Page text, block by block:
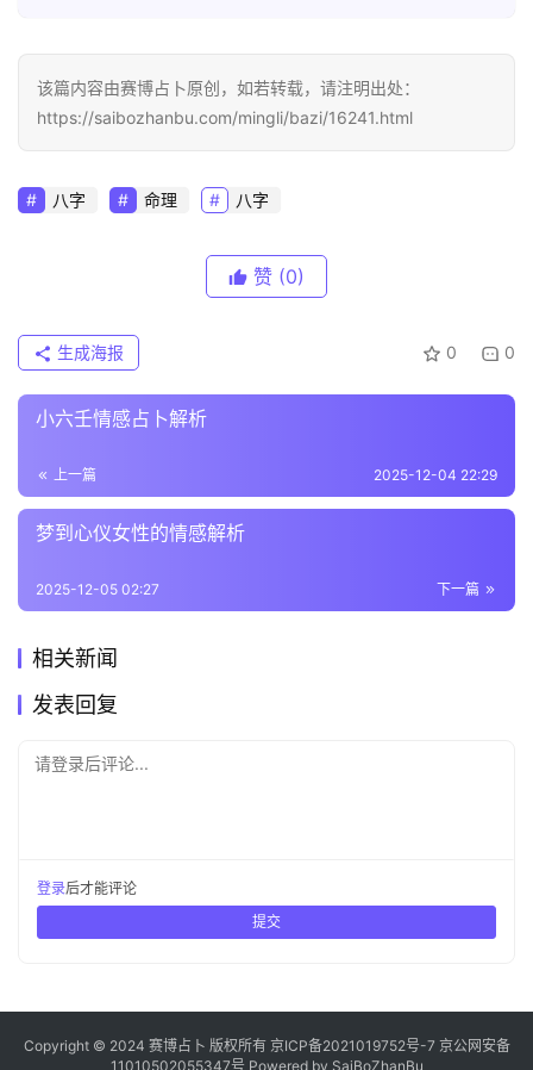
该篇内容由赛博占卜原创，如若转载，请注明出处：
https://saibozhanbu.com/mingli/bazi/16241.html
八字 命理 八字
赞 (0)
0 0
生成海报
小六壬情感占卜解析
上一篇 2025-12-04 22:29
梦到心仪女性的情感解析
下一篇
2025-12-05 02:27
相关新闻
发表回复
请登录后评论...
登录后才能评论
提交
Copyright © 2024 赛博占卜 版权所有 京ICP备2021019752号-7 京公网安备
11010502055347号 Powered by SaiBoZhanBu